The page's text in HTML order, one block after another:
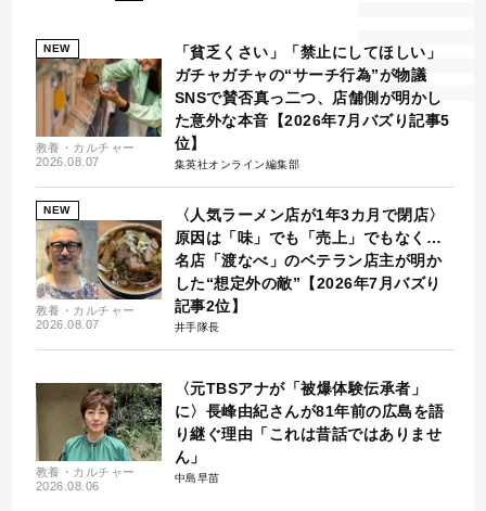
NEW
教養・カルチャー
2026.08.07
「貧乏くさい」「禁止にしてほしい」
ガチャガチャの“サーチ行為”が物議
SNSで賛否真っ二つ、店舗側が明かし
た意外な本音【2026年7月バズり記事5
位】
集英社オンライン編集部
NEW
教養・カルチャー
2026.08.07
〈人気ラーメン店が1年3カ月で閉店〉
原因は「味」でも「売上」でもなく…
名店「渡なべ」のベテラン店主が明か
した“想定外の敵”【2026年7月バズり
記事2位】
井手隊長
教養・カルチャー
2026.08.06
〈元TBSアナが「被爆体験伝承者」
に〉長峰由紀さんが81年前の広島を語
り継ぐ理由「これは昔話ではありませ
ん」
中島早苗